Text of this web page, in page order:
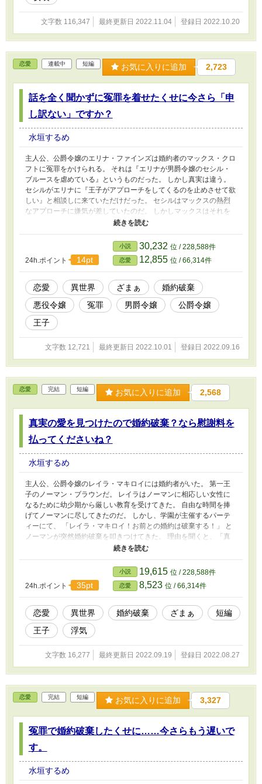
文字数 116,347 最終更新日 2022.11.04 登録日 2022.10.20
恋愛 連載中 短編 お気に入りに追加 2,723
話を全く聞かずに冤罪を着せたくせに今さら「申
し訳ない」ですか？
水垣するめ
主人公、公爵令嬢のエリナ・ファインズは婚約者のマックス・クロ
フトに冤罪をかけられる。 それは『エリナが男爵令嬢のセシル・
ブルースを虐めている』というものだった。 しかし真実は違う。
セシルがエリナに『王子がアプローチをしてくるのを止めさせて欲
しい』と相談しに来ていただけだった。 セシルはマックスの熱烈
なアプローチに嫌気が差していたのだ。 しかしマックスはそれを
エリナがセシルを自分から遠ざけようとしているのだと勘違いし
た。 マックスはエリナを糾弾する。 そして人格まで罵倒し始め
た。 「勘違いで冤罪を着せたくせに今さら申し訳ない、です
か？ もう遅いです」
24h.ポイント
14pt
小説 30,232 位 / 228,588件
恋愛 12,855 位 / 66,314件
恋愛 異世界 ざまぁ
婚約破棄
悪役令嬢
冤罪 男爵令嬢
公爵令嬢
王子
文字数 12,721 最終更新日 2022.10.01 登録日 2022.09.16
恋愛 完結 短編 お気に入りに追加 2,568
真実の愛を見つけたので婚約破棄？なら慰謝料を
払ってくださいね？
水垣するめ
主人公、公爵令嬢のレイラ・マキロイには婚約者がいた。 第一王
子のノーマン・ブラウンだ。 レイラはノーマンに相応しい女性に
なるために幼少期から厳しい教育を受けてきた。 自由な時間を捧
げてノーマンに尽してきたのだ。 しかし、学園が主催するパーテ
ィーにて、 「レイラ・マキロイ！お前との婚約は破棄する！」 と
ノーマンが突然婚約破棄を叩きつけてきた。 理由を聞くと、「真
実の愛を見つけたから」だった。 ノーマンは真実の愛の愛のため
に、レイラのことを使い捨てるように婚約破棄したのだった。 レ
イラ自身には何も非はないのに公衆の面前で婚約破棄を叩きつけら
れ、貶められ、見世物にされたレイラは、ノーマンに復讐を誓う。
「なるほど。真実の愛を見つけたから婚約破棄ですか。なら、慰謝
料は払ってくださいね？」
24h.ポイント 35pt
小説 19,615 位 / 228,588件
恋愛 8,523 位 / 66,314件
恋愛 異世界 婚約破棄 ざまぁ
短編
王子
浮気
文字数 16,277 最終更新日 2022.09.19 登録日 2022.08.27
恋愛 完結 短編 お気に入りに追加 3,327
冤罪で婚約破棄したくせに……今さらもう遅いで
す。
水垣するめ